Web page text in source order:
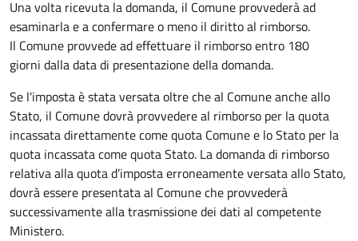
Una volta ricevuta la domanda, il Comune provvederà ad
esaminarla e a confermare o meno il diritto al rimborso.
Il Comune provvede ad effettuare il rimborso entro 180
giorni dalla data di presentazione della domanda.
Se l'imposta è stata versata oltre che al Comune anche allo
Stato, il Comune dovrà provvedere al rimborso per la quota
incassata direttamente come quota Comune e lo Stato per la
quota incassata come quota Stato. La domanda di rimborso
relativa alla quota d’imposta erroneamente versata allo Stato,
dovrà essere presentata al Comune che provvederà
successivamente alla trasmissione dei dati al competente
Ministero.